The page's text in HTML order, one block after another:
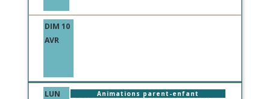
DIM 10
AVR
LUN
Animations parent-enfant